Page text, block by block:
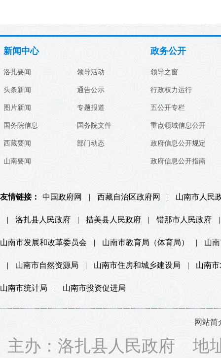
新闻中心
洛扎要闻
头条新闻
图片新闻
国务院信息
西藏要闻
山南要闻
领导活动
通告公示
专题报道
国务院文件
部门动态
政务公开
领导之窗
行政权力运行
五公开专栏
重点领域信息公开
政府信息公开规定
政府信息公开指南
友情链接： 中国政府网 | 西藏自治区政府网 | 山南市人民
| 洛扎县人民政府 | 措美县人民政府 | 错那市人民政府 |
山南市发展和改革委员会 | 山南市教育局（体育局） | 山
| 山南市自然资源局 | 山南市住房和城乡建设局 | 山南
山南市统计局 | 山南市投资促进局
网站简
主办：洛扎县人民政府 地